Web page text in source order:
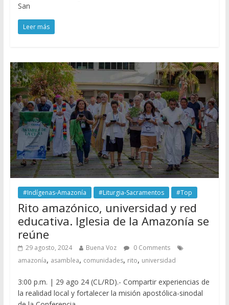
San
Leer más
#Indígenas-Amazonía #Liturgia-Sacramentos #Top
Rito amazónico, universidad y red
educativa. Iglesia de la Amazonía se
reúne
29 agosto, 2024 Buena Voz
0 Comments
amazonía, asamblea, comunidades, rito, universidad
3:00 p.m. | 29 ago 24 (CL/RD).- Compartir experiencias de
la realidad local y fortalecer la misión apostólica-sinodal